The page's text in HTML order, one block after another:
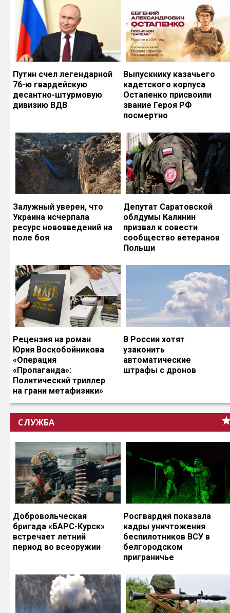
Путин счел легендарной
76-ю гвардейскую
десантно-штурмовую
дивизию ВДВ
Выпускнику казачьего
кадетского корпуса
Остапенко присвоили
звание Героя РФ
посмертно
Залужный уверен, что
Украина исчерпала
ресурс нововведений на
поле боя
Депутат Саратовской
облдумы Калинин
призвал к совести
сообщество ветеранов
Польши
Рецензия на роман
Юрия Воскобойникова
«Операция
«Пропаганда»:
Политический триллер
на грани метафизики»
В России хотят
узаконить
автоматические
штрафы с дронов
СЛУЖБА
Добровольческая
бригада «БАРС-Курск»
встречает летний
период во всеоружии
Росгвардия показала
кадры уничтожения
беспилотников ВСУ в
белгородском
приграничье